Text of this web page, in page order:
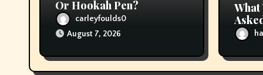
Or Hookah Pen?
carleyfoulds0
August 7, 2026
What